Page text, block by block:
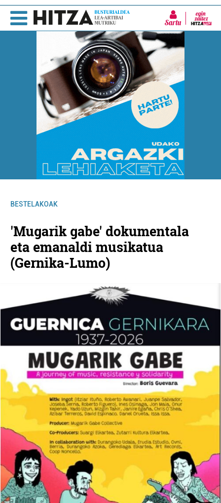
Sartu
BESTELAKOAK
'Mugarik gabe' dokumentala
eta emanaldi musikatua
(Gernika-Lumo)